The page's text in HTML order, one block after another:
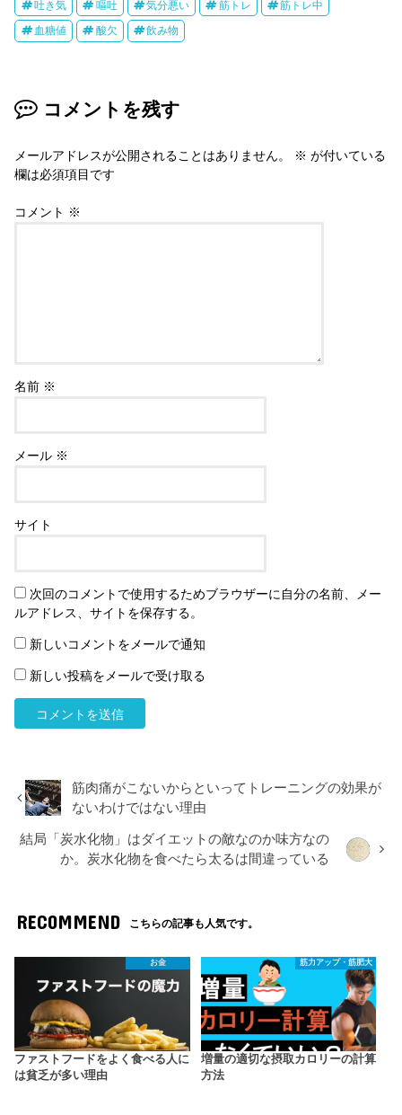
吐き気 嘔吐 気分悪い 筋トレ 筋トレ中
血糖値 酸欠 飲み物
コメントを残す
メールアドレスが公開されることはありません。 ※ が付いている
欄は必須項目です
コメント ※
名前 ※
メール ※
サイト
次回のコメントで使用するためブラウザーに自分の名前、メー
ルアドレス、サイトを保存する。
新しいコメントをメールで通知
新しい投稿をメールで受け取る
筋肉痛がこないからといってトレーニングの効果が
ないわけではない理由
結局「炭水化物」はダイエットの敵なのか味方なの
か。炭水化物を食べたら太るは間違っている
RECOMMEND こちらの記事も人気です。
お金
ファストフードをよく食べる人に
は貧乏が多い理由
筋力アップ・筋肥大
増量の適切な摂取カロリーの計算
方法